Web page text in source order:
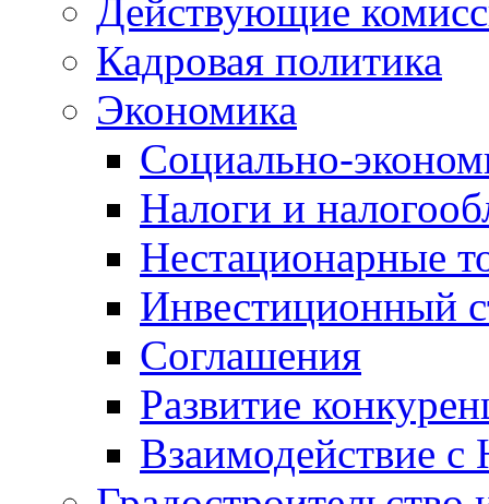
Действующие
Кадровая политика
Экономика
Социально-
Налоги и
Нестационарные
Инвестиционный
Соглашения
Развитие
Взаимодействие